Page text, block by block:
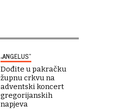
„ANGELUS“
Dođite u pakračku
župnu crkvu na
adventski koncert
gregorijanskih
napjeva